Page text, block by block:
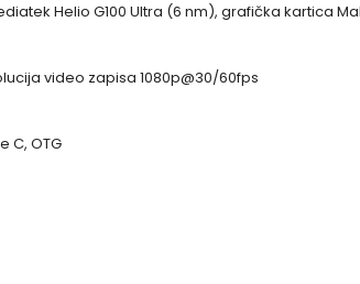
Helio G100 Ultra (6 nm), grafička kartica
video zapisa 1080p@30/60fps
C, OTG